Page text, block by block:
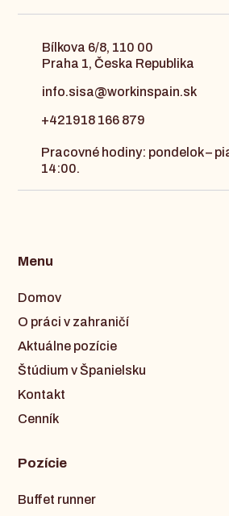
Bílkova 6/8, 110 00
Praha 1, Česka Republika
info.sisa@workinspain.sk
+421918 166 879
Pracovné hodiny: pondelok –
14:00.
Menu
Domov
O práci v zahraničí
Aktuálne pozície
Štúdium v Španielsku
Kontakt
Cenník
Pozície
Buffet runner